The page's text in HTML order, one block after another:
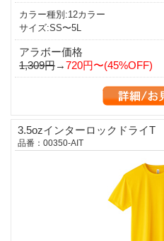
カラー種別:12カラー
サイズ:SS〜5L
アラボー価格
1,309円→720円〜(45%OFF)
3.5ozインターロックドライT
品番：00350-AIT